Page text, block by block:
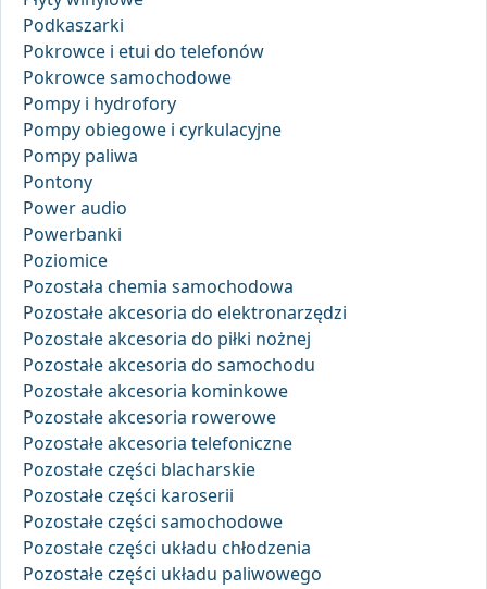
Podkaszarki
Pokrowce i etui do telefonów
Pokrowce samochodowe
Pompy i hydrofory
Pompy obiegowe i cyrkulacyjne
Pompy paliwa
Pontony
Power audio
Powerbanki
Poziomice
Pozostała chemia samochodowa
Pozostałe akcesoria do elektronarzędzi
Pozostałe akcesoria do piłki nożnej
Pozostałe akcesoria do samochodu
Pozostałe akcesoria kominkowe
Pozostałe akcesoria rowerowe
Pozostałe akcesoria telefoniczne
Pozostałe części blacharskie
Pozostałe części karoserii
Pozostałe części samochodowe
Pozostałe części układu chłodzenia
Pozostałe części układu paliwowego